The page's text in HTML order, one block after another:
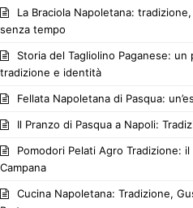
La Braciola Napoletana:
senza tempo
Storia del Tagliolino Paganese:
tradizione e identità
Fellata Napoletana di Pasqua:
Il Pranzo di Pasqua a Napoli:
Pomodori Pelati Agro Tradizione:
Campana
Cucina Napoletana: Tradizione,